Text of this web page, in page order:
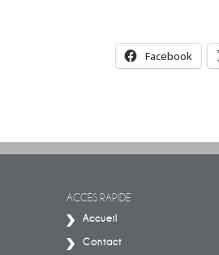
Facebook
ACCÈS RAPIDE
Accueil
Contact